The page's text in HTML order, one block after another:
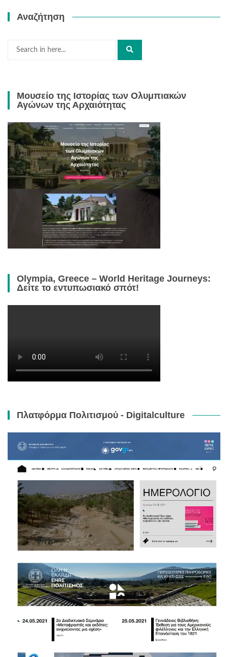
Αναζήτηση
Μουσείο της Ιστορίας των Ολυμπιακών
Αγώνων της Αρχαιότητας
Olympia, Greece – World Heritage Journeys:
Δείτε το εντυπωσιακό σπότ!
Πλατφόρμα Πολιτισμού - Digitalculture